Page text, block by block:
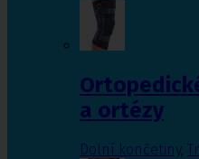
a ortézy
Dolní končetiny,